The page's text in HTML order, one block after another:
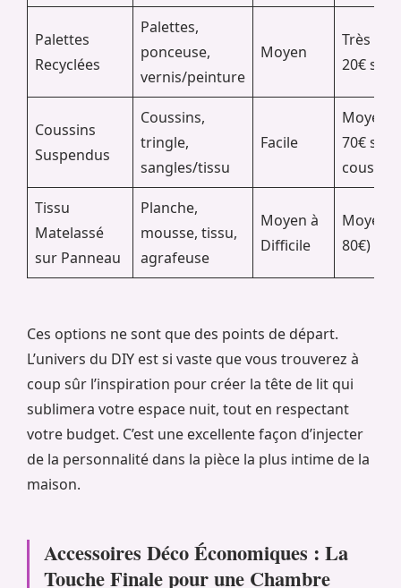
Palettes
Recyclées
Palettes,
ponceuse,
vernis/peinture
Moyen
Très
20€ si
Coussins
Suspendus
Coussins,
tringle,
sangles/tissu
Facile
Moyen
70€
Tissu
Matelassé
sur Panneau
Planche,
mousse, tissu,
agrafeuse
Moyen à
Difficile
Moyen
80€)
Ces options ne sont que des points de départ.
L’univers du DIY est si vaste que vous trouverez à
coup sûr l’inspiration pour créer la tête de lit qui
sublimera votre espace nuit, tout en respectant
votre budget. C’est une excellente façon d’injecter
de la personnalité dans la pièce la plus intime de la
maison.
Accessoires Déco Économiques : La
Touche Finale pour une Chambre